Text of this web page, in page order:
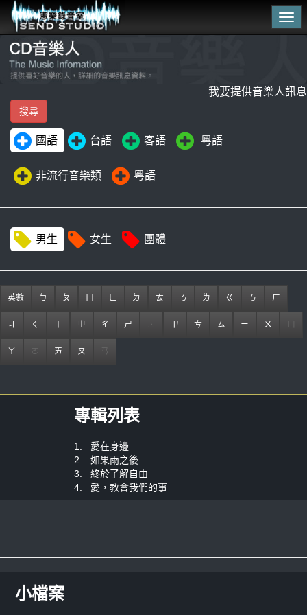
我要提供音樂人訊息
國語 台語 客語 粵語
非流行音樂類 粵語
男生 女生 團體
英數 ㄅ ㄆ ㄈ ㄉ ㄊ ㄋ ㄌ ㄍ ㄎ ㄏ
ㄐ ㄑ ㄓ ㄔ ㄕ ㄖ ㄗ ㄘ ㄙ ㄧ ㄨ ㄩ
ㄚ ㄛ ㄞ ㄡ ㄢ
專輯列表
1. 愛在身邊
2. 如果雨之後
3. 終於了解自由
4. 愛，教會我們的事
小檔案